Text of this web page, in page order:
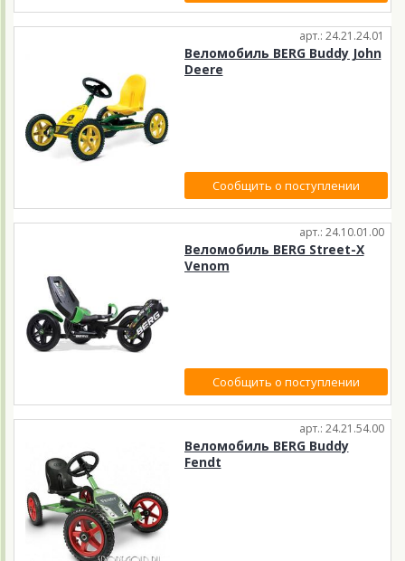
арт.: 24.21.24.01
Веломобиль BERG Buddy John
Deere
Сообщить о поступлении
арт.: 24.10.01.00
Веломобиль BERG Street-X
Venom
Сообщить о поступлении
арт.: 24.21.54.00
Веломобиль BERG Buddy
Fendt